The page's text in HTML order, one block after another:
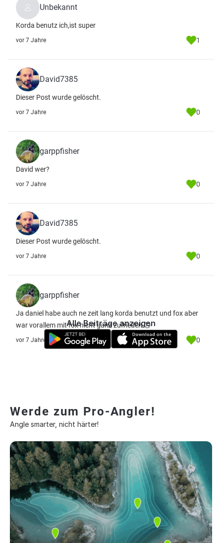
Unbekannt
Korda benutz ich,ist super
vor 7 Jahre 1
David7385
Dieser Post wurde gelöscht.
vor 7 Jahre 0
garppfisher
David wer?
vor 7 Jahre 0
David7385
Dieser Post wurde gelöscht.
vor 7 Jahre 0
garppfisher
Ja daniel habe auch ne zeit lang korda benutzt und fox aber
war vorallem mit fox nicht ganz zufrieden 🙃
vor 7 Jahre 0
Alle Beiträge anzeigen
Werde zum Pro-Angler!
Angle smarter, nicht härter!